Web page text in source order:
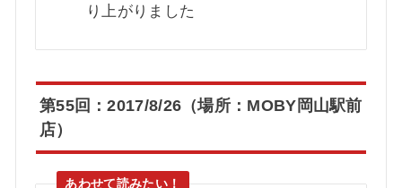
り上がりました
第55回：2017/8/26（場所：MOBY岡山駅前
店）